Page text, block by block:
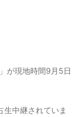
が現地時間9月5日
生中継されていま